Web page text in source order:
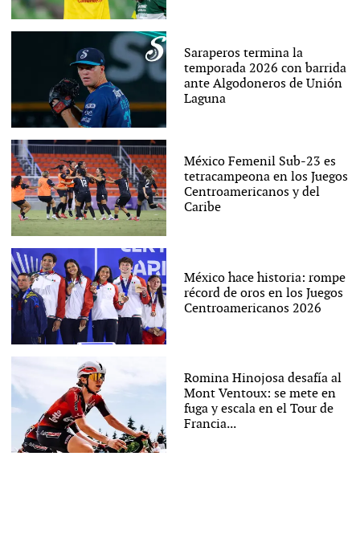
Saraperos termina la
temporada 2026 con barrida
ante Algodoneros de Unión
Laguna
México Femenil Sub-23 es
tetracampeona en los Juegos
Centroamericanos y del
Caribe
México hace historia: rompe
récord de oros en los Juegos
Centroamericanos 2026
Romina Hinojosa desafía al
Mont Ventoux: se mete en
fuga y escala en el Tour de
Francia...